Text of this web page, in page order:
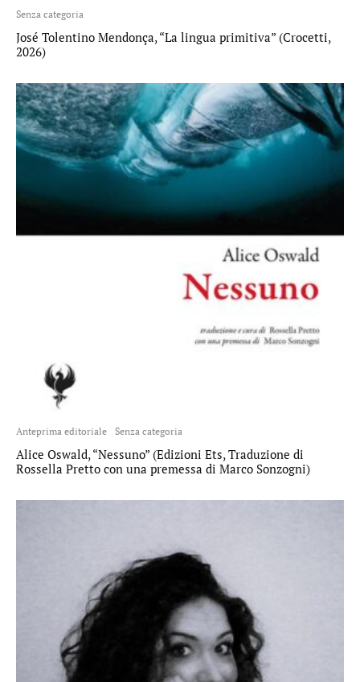
Senza categoria
José Tolentino Mendonça, “La lingua primitiva” (Crocetti,
2026)
Anteprima editoriale Senza categoria
Alice Oswald, “Nessuno” (Edizioni Ets, Traduzione di
Rossella Pretto con una premessa di Marco Sonzogni)